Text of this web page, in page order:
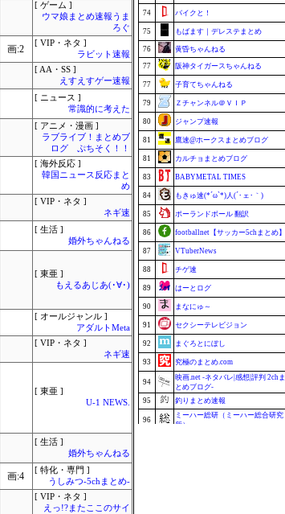
[ ゲーム ]
ウマ娘まとめ速報うま
ろぐ
画:2
[ VIP・ネタ ]
ラビット速報
[ AA・SS ]
えすえすゲー速報
[ ニュース ]
常識的に考えた
[ アニメ・漫画 ]
ラブライブ！まとめブ
ログ ぷちそく！！
[ 海外反応 ]
韓国ニュース反応まと
め
[ VIP・ネタ ]
ネギ速
[ 生活 ]
婚外ちゃんねる
[ 東亜 ]
もえるあじあ(･∀･)
[ オールジャンル ]
アダルトMeta
[ VIP・ネタ ]
ネギ速
[ 東亜 ]
U-1 NEWS.
[ 生活 ]
婚外ちゃんねる
画:4
[ 特化・専門 ]
うしみつ-5chまとめ-
[ VIP・ネタ ]
えっ!?またここのサイ
74 バイクと！
75 もばます｜デレステまとめ
76 黄昏ちゃんねる
77 阪神タイガースちゃんねる
77 子育てちゃんねる
79 Ｚチャンネル＠ＶＩＰ
80 ジャンプ速報
81 鷹速@ホークスまとめブログ
81 カルチョまとめブログ
83 BABYMETAL TIMES
84 もきゅ速(*´ω`*)人(´･ェ･｀)
85 ポーランドボール 翻訳
86 footballnet【サッカー5chまとめ】
87 VTuberNews
88 チゲ速
89 はーとログ
90 まなにゅ～
91 セクシーテレビジョン
92 まぐろとにぼし
93 究極のまとめ.com
94
映画.net -ネタバレ|感想|評判 2chま
とめブログ-
95
釣りまとめ速報
96
ミーハー総研（ミーハー総合研究
所）